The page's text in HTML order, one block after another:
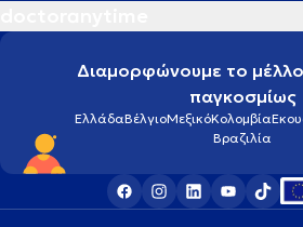
Διαμορφώνουμε το
παγκοσμίως
ΕλλάδαΒέλγιοΜεξικόΚολομβία
Βραζιλία